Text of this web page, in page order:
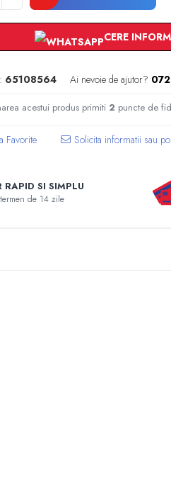
CERE
65108564 Ai nevoie de ajutor?
acestui produs primiti 2 puncte de
Favorite
RAPID SI SIMPLU
de 14 zile